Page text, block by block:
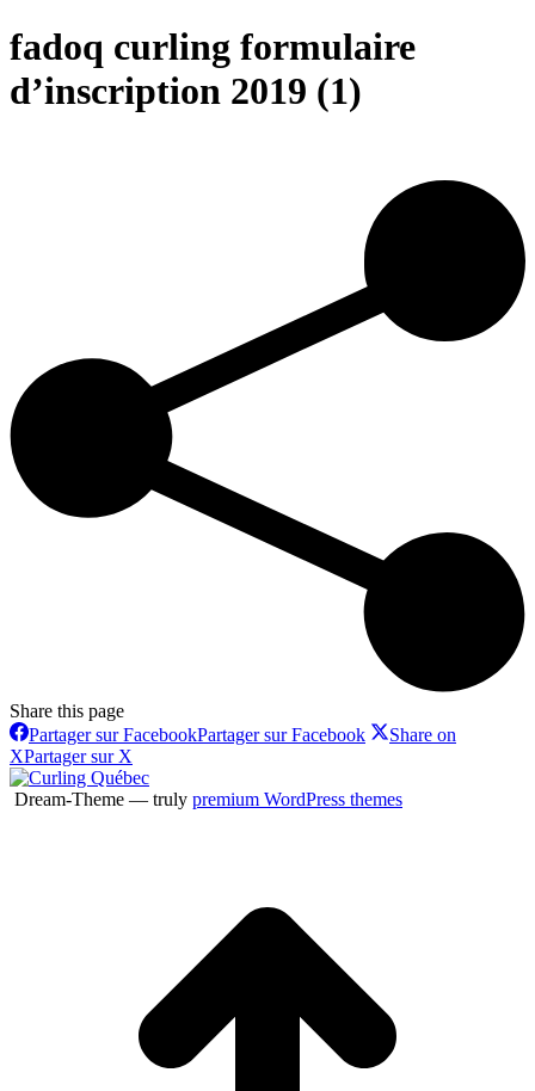
fadoq curling formulaire
d’inscription 2019 (1)
Share this page
Partager sur FacebookPartager sur Facebook
Share on
XPartager sur X
Dream-Theme — truly premium WordPress themes